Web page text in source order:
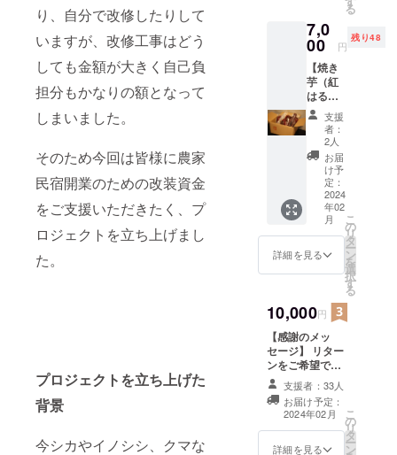
り、自分で改修したりして
いますが、改修工事はどう
しても金額が大きく自己負
担分もかなりの額となって
しまいました。
そのため今回は皆様に農家
民宿開業のための改装資金
をご支援いただきたく、プ
ロジェクトを立ち上げまし
た。
プロジェクトを立ち上げた
背景
今シカやイノシシ、クマな
容量 2
期限
製造よ
り1か月
保存方
法 直
射日
光、高
温多湿
を避け
て保
存。 製
造者
了月舎
農園 加
工場
秋田県
北秋田
銀山字
上新町
76-2
090-
9842-
2490
製造よ
り2週間
保存方
法
10℃以
下で保
存して
くださ
い。 製
造者
了月舎
農園 加
工場
木村望
秋田県
市阿仁
銀山字
76-2
090-
9842-
2490
リー
ム、ト
レハ
ロー
ス、砂
糖、卵
黄（卵
を含
む）、
バ
ター、
練乳、
寒天、
黒糖、
バニラ
ビーン
ズペー
個 賞味
期限
製造よ
り3週間
保存方
法 -18
℃以下
で保存
してく
見つけ
るのに
苦労し
まし
た。試
作を重
ねたこ
だわり
のテ
リー
ヌ。販
売して
いない
完成し
たばか
りの新
作で
デザイ
ンが完
成して
いない
ためシ
ンプル
な包装
となり
ますの
承くだ
る
7,0
00 円
残り48
【焼き
芋（紅
はる
か）】
自家製
のサツ
マイモ
をじっ
くり焼
いた焼
き芋で
す。 原
材料：
サツマ
イモ
（秋田
田市
産） 内
容量
500ｇ
賞味期
限 製
造より3
週間 保
存方
法 -18
℃以下
支援
者：
2人
お届
け予
定：
2024
年02
月
詳細を見る
こ
の
リ
タ
ー
ン
を
選
択
す
る
10,000円
【感謝のメッ
セージ】 リター
ンをご希望でな
い方に。とにか
く応援したい、
甘いのは苦手…
という方はこち
らからお願いい
たします。
支援者：33人
お届け予定：
2024年02月
詳細を見る
こ
の
リ
タ
ー
ン